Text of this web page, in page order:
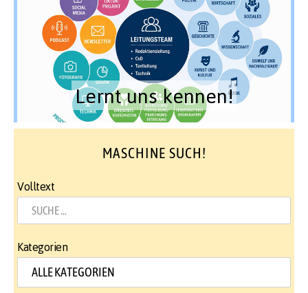
Lernt uns kennen!
MASCHINE SUCH!
Volltext
Kategorien